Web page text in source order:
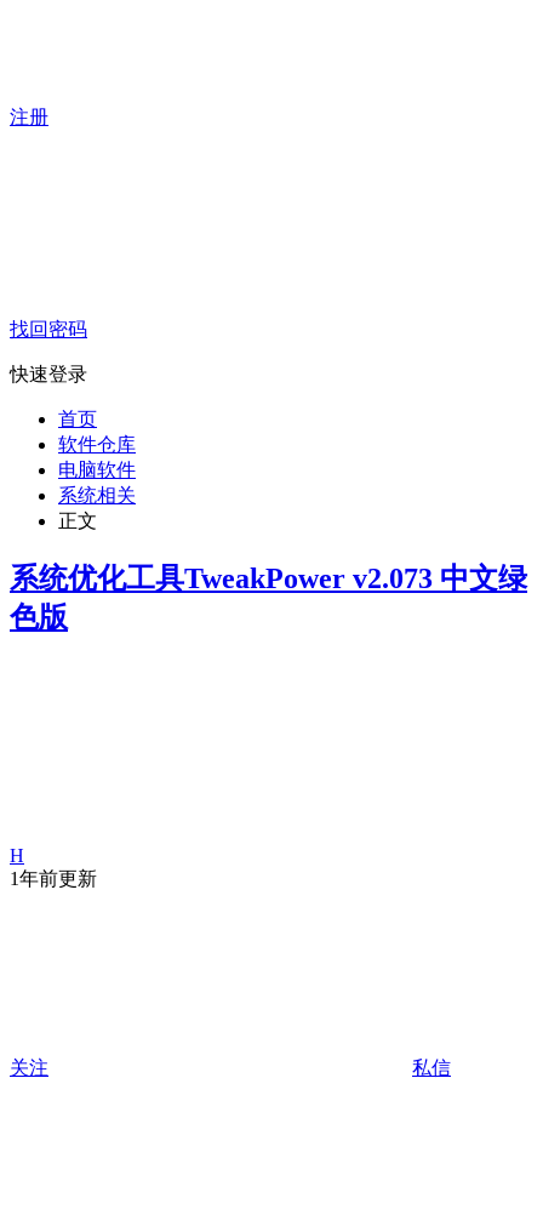
注册
找回密码
快速登录
首页
软件仓库
电脑软件
系统相关
正文
系统优化工具TweakPower v2.073 中文绿
色版
H
1年前更新
关注 私信